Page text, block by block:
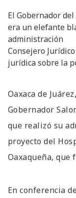
El Gobernador
era un elefante
administración
Consejero
jurídica sobre la
Oaxaca de
Gobernador
que realizó su
proyecto del
Oaxaqueña, que
En conferencia